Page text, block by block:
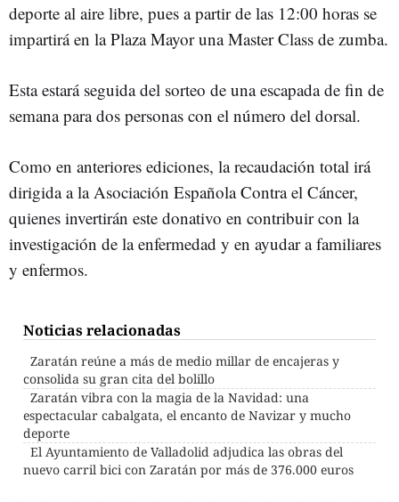
deporte al aire libre, pues a partir de las 12:00 horas se
impartirá en la Plaza Mayor una Master Class de zumba.
Esta estará seguida del sorteo de una escapada de fin de
semana para dos personas con el número del dorsal.
Como en anteriores ediciones, la recaudación total irá
dirigida a la Asociación Española Contra el Cáncer,
quienes invertirán este donativo en contribuir con la
investigación de la enfermedad y en ayudar a familiares
y enfermos.
Noticias relacionadas
Zaratán reúne a más de medio millar de encajeras y
consolida su gran cita del bolillo
Zaratán vibra con la magia de la Navidad: una
espectacular cabalgata, el encanto de Navizar y mucho
deporte
El Ayuntamiento de Valladolid adjudica las obras del
nuevo carril bici con Zaratán por más de 376.000 euros